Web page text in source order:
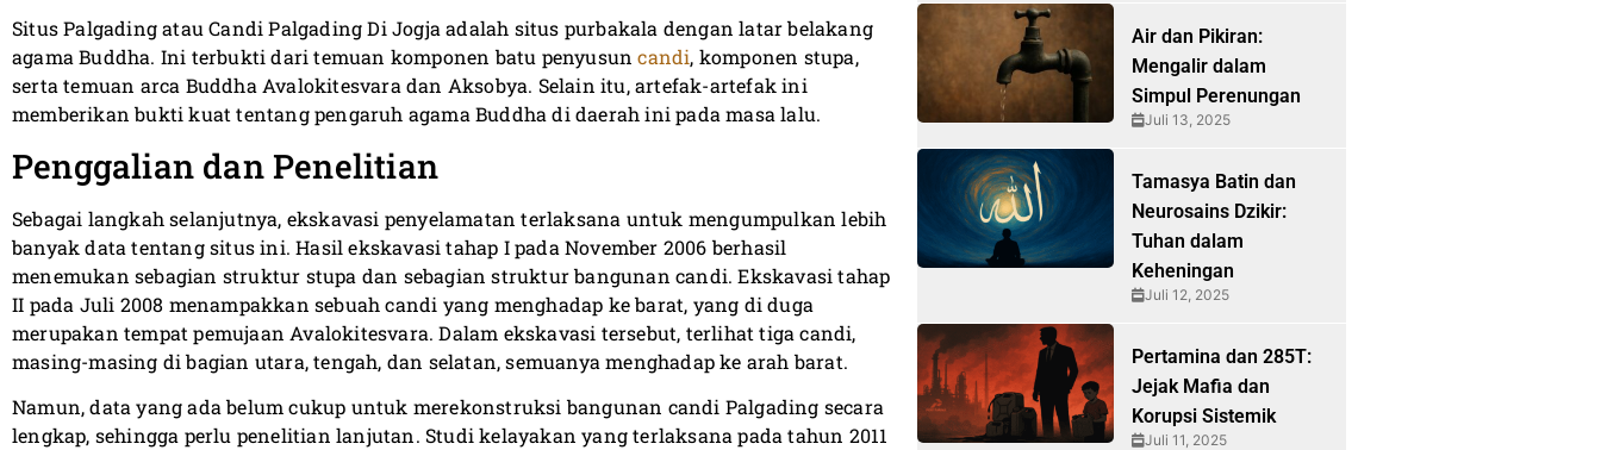
Situs Palgading atau Candi Palgading Di Jogja adalah situs purbakala dengan latar belakang
agama Buddha. Ini terbukti dari temuan komponen batu penyusuncandi, komponen stupa,
serta temuan arca Buddha Avalokitesvara dan Aksobya. Selain itu, artefak-artefak ini
memberikan bukti kuat tentang pengaruh agama Buddha di daerah ini pada masa lalu.
Penggalian dan Penelitian
Sebagai langkah selanjutnya, ekskavasi penyelamatan terlaksana untuk mengumpulkan lebih
banyak data tentang situs ini. Hasil ekskavasi tahap I pada November 2006 berhasil
menemukan sebagian struktur stupa dan sebagian struktur bangunan candi. Ekskavasi tahap
II pada Juli 2008 menampakkan sebuah candi yang menghadap ke barat, yang di duga
merupakan tempat pemujaan Avalokitesvara. Dalam ekskavasi tersebut, terlihat tiga candi,
masing-masing di bagian utara, tengah, dan selatan, semuanya menghadap ke arah barat.
Namun, data yang ada belum cukup untuk merekonstruksi bangunan candi Palgading secara
lengkap, sehingga perlu penelitian lanjutan. Studi kelayakan yang terlaksana pada tahun 2011
Air dan Pikiran:
Mengalir dalam
Simpul Perenungan
Juli 13, 2025
Tamasya Batin dan
Neurosains Dzikir:
Tuhan dalam
Keheningan
Juli 12, 2025
Pertamina dan 285T:
Jejak Mafia dan
Korupsi Sistemik
Juli 11, 2025